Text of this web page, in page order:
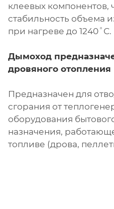
клеевых компонентов,
стабильность объема
при нагреве до 1240˚С.
Дымоход
дровяного отопления
Предназначен для
сгорания от
оборудования
назначения,
топливе (дрова,